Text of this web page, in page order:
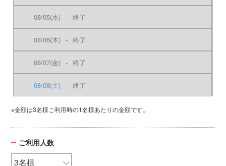
08/05(水) - 終了
08/06(木) - 終了
08/07(金) - 終了
08/08(土) - 終了
※金額は3名様ご利用時の1名様あたりの金額です。
ご利用人数